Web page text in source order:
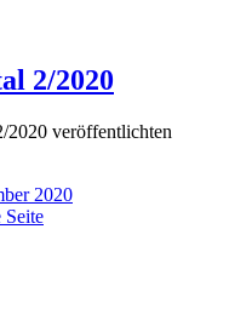
2/2020
2020 veröffentlichten
2020
Seite